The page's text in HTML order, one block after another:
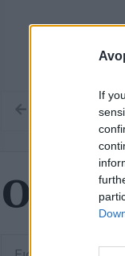
If
Εισάγετε μέρος του